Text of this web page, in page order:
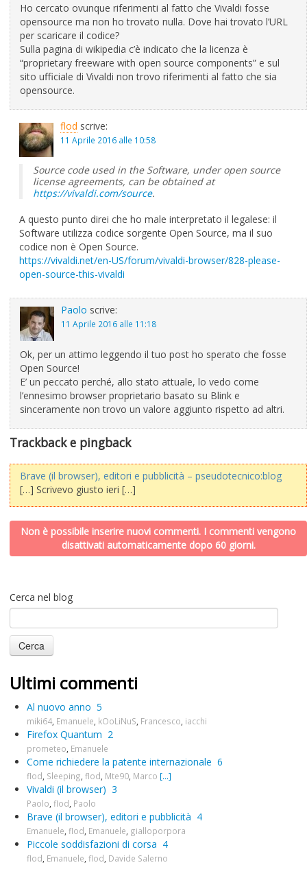
Ho cercato ovunque riferimenti al fatto che Vivaldi fosse
opensource ma non ho trovato nulla. Dove hai trovato l’URL
per scaricare il codice?
Sulla pagina di wikipedia c’è indicato che la licenza è
“proprietary freeware with open source components” e sul
sito ufficiale di Vivaldi non trovo riferimenti al fatto che sia
opensource.
flod scrive:
11 Aprile 2016 alle 10:58
Source code used in the Software, under open source
license agreements, can be obtained at
https://vivaldi.com/source.
A questo punto direi che ho male interpretato il legalese: il
Software utilizza codice sorgente Open Source, ma il suo
codice non è Open Source.
https://vivaldi.net/en-US/forum/vivaldi-browser/828-please-
open-source-this-vivaldi
Paolo scrive:
11 Aprile 2016 alle 11:18
Ok, per un attimo leggendo il tuo post ho sperato che fosse
Open Source!
E’ un peccato perché, allo stato attuale, lo vedo come
l’ennesimo browser proprietario basato su Blink e
sinceramente non trovo un valore aggiunto rispetto ad altri.
Trackback e pingback
Brave (il browser), editori e pubblicità – pseudotecnico:blog
[…] Scrivevo giusto ieri […]
Non è possibile inserire nuovi commenti. I commenti vengono
disattivati automaticamente dopo 60 giorni.
Cerca nel blog
Ultimi commenti
Al nuovo anno 5
miki64 Emanuele kOoLiNuS Francesco iacchi
Firefox Quantum 2
prometeo Emanuele
Come richiedere la patente internazionale 6
flod Sleeping flod Mte90 Marco [...]
Vivaldi (il browser) 3
Paolo flod Paolo
Brave (il browser), editori e pubblicità 4
Emanuele flod Emanuele gialloporpora
Piccole soddisfazioni di corsa 4
flod Emanuele flod Davide Salerno